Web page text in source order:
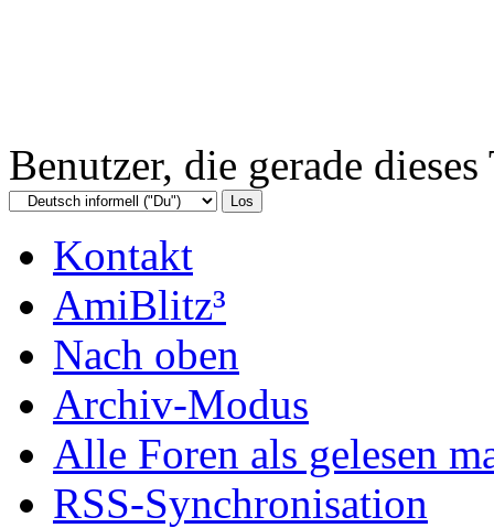
Benutzer, die gerade
Kontakt
AmiBlitz³
Nach oben
Archiv-Modus
Alle Foren als gelesen
RSS-Synchronisation